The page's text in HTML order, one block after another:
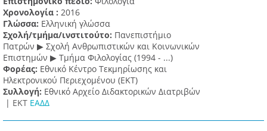
Χρονολογία : 2016
Γλώσσα: Ελληνική γλώσσα
Σχολή/τμήμα/ινστιτούτο: Πανεπιστήμιο
Πατρών ▶ Σχολή Ανθρωπιστικών και Κοινωνικών
Επιστημών ▶ Τμήμα Φιλολογίας (1994 - ...)
Φορέας: Εθνικό Κέντρο Τεκμηρίωσης και
Ηλεκτρονικού Περιεχομένου (ΕΚΤ)
Συλλογή: Εθνικό Αρχείο Διδακτορικών Διατριβών
| ΕΚΤ ΕΑΔΔ